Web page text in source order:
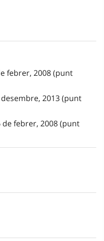
febrer, 2008 (punt
2013 (punt
de febrer, 2008 (punt